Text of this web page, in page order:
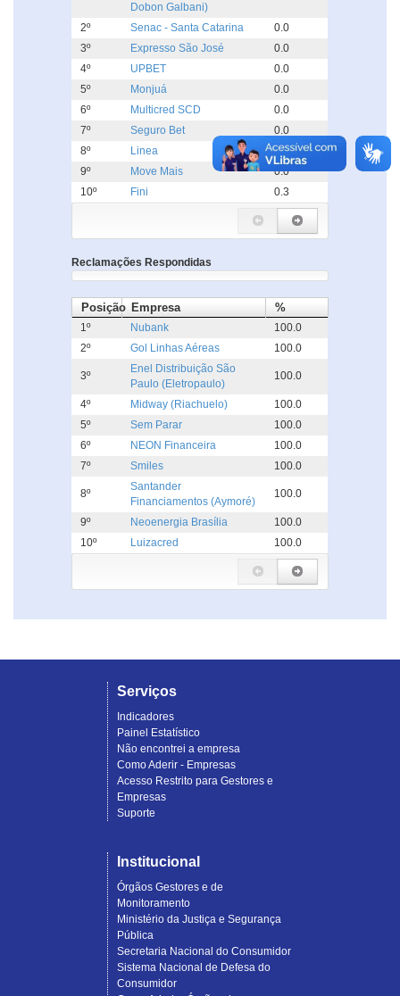
Dobon Galbani)
2º Senac - Santa Catarina
0.0
3º
Expresso São José
0.0
4º
UPBET
0.0
5º
Monjuá
0.0
6º
Multicred SCD
0.0
7º
Seguro Bet
0.0
8º
Linea
0.0
9º
Move Mais
0.0
10º
Fini 0.3
Reclamações Respondidas
Posição Empresa %
1º Nubank
100.0
2º
Gol Linhas Aéreas 100.0
3º
Enel Distribuição São
Paulo (Eletropaulo)
100.0
4º Midway (Riachuelo)
100.0
5º
Sem Parar
100.0
6º
NEON Financeira
100.0
7º
Smiles 100.0
8º
Santander
Financiamentos (Aymoré)
100.0
9º Neoenergia Brasília
100.0
10º
Luizacred 100.0
Serviços
Indicadores
Painel Estatístico
Não encontrei a empresa
Como Aderir - Empresas
Acesso Restrito para Gestores e
Empresas
Suporte
Institucional
Órgãos Gestores e de
Monitoramento
Ministério da Justiça e Segurança
Pública
Secretaria Nacional do Consumidor
Sistema Nacional de Defesa do
Consumidor